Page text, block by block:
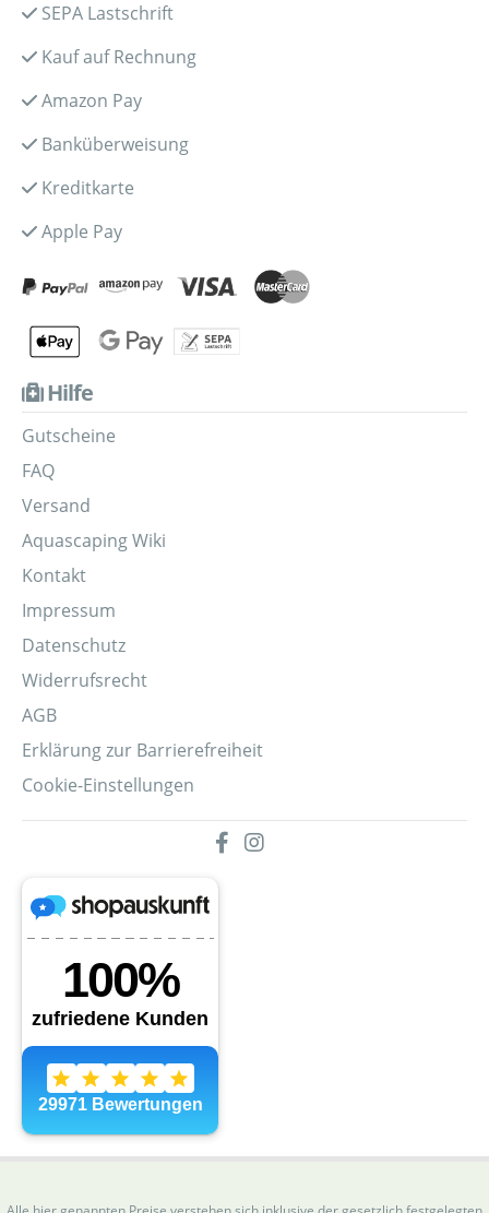
SEPA Lastschrift
Kauf auf Rechnung
Amazon Pay
Banküberweisung
Kreditkarte
Apple Pay
Hilfe
Gutscheine
FAQ
Versand
Aquascaping Wiki
Kontakt
Impressum
Datenschutz
Widerrufsrecht
AGB
Erklärung zur Barrierefreiheit
Cookie-Einstellungen